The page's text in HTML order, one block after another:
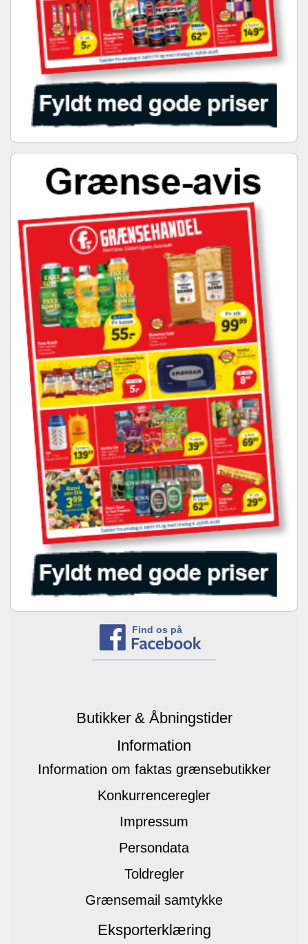
Find os på
Butikker & Åbningstider
Information
Information om faktas grænsebutikker
Konkurrenceregler
Impressum
Persondata
Toldregler
Grænsemail samtykke
Eksporterklæring